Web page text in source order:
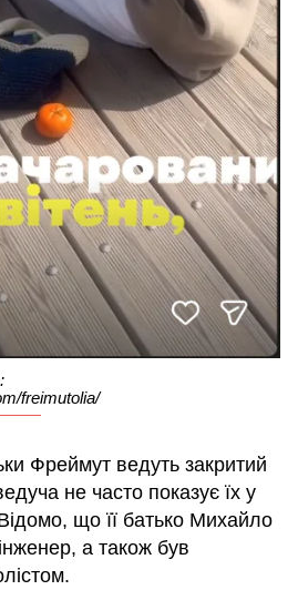
freimutolia/
Фреймут ведуть закритий
не часто показує їх у
що її батько Михайло
а також був